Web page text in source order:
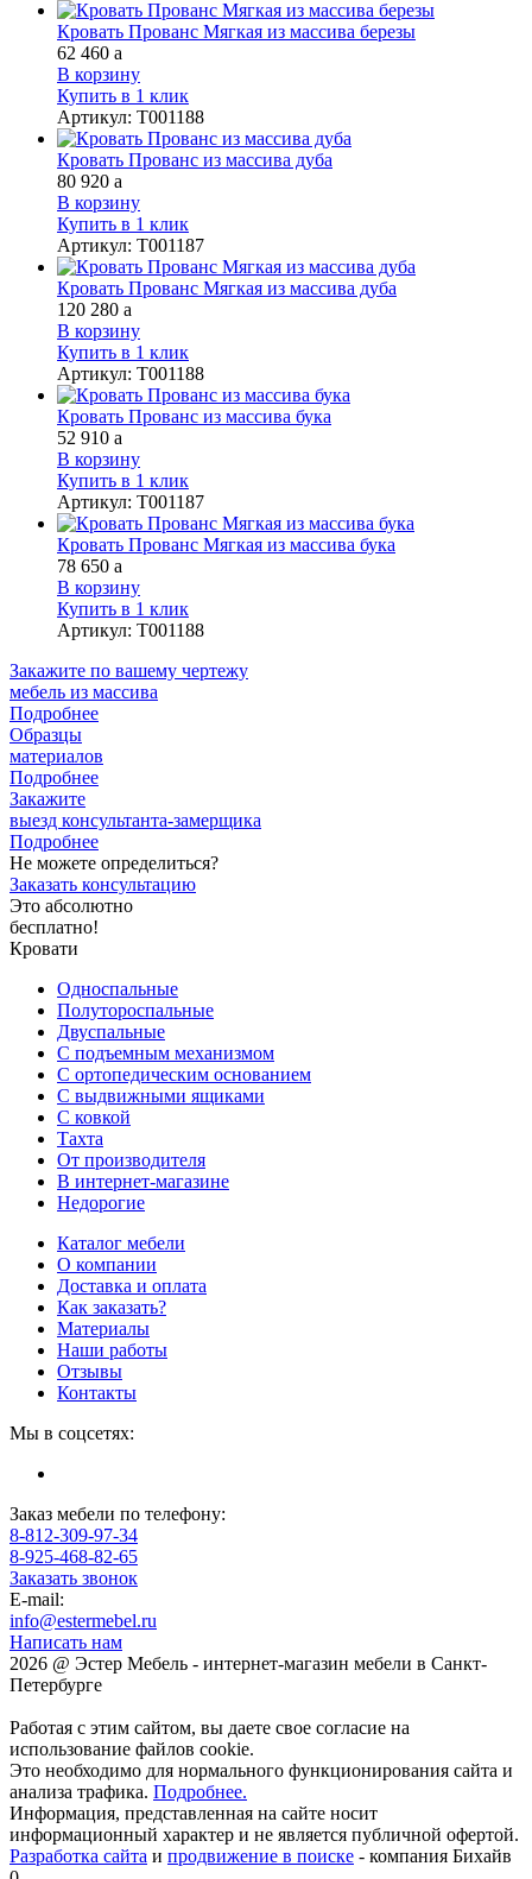
Кровать Прованс Мягкая из массива березы
62 460 a
В корзину
Купить в 1 клик
Артикул: Т001188
Кровать Прованс из массива дуба
80 920 a
В корзину
Купить в 1 клик
Артикул: Т001187
Кровать Прованс Мягкая из массива дуба
120 280 a
В корзину
Купить в 1 клик
Артикул: Т001188
Кровать Прованс из массива бука
52 910 a
В корзину
Купить в 1 клик
Артикул: Т001187
Кровать Прованс Мягкая из массива бука
78 650 a
В корзину
Купить в 1 клик
Артикул: Т001188
Закажите по вашему чертежу
мебель из массива
Подробнее
Образцы
материалов
Подробнее
Закажите
выезд консультанта-замерщика
Подробнее
Не можете определиться?
Заказать консультацию
Это абсолютно
бесплатно!
Кровати
Односпальные
Полутороспальные
Двуспальные
С подъемным механизмом
С ортопедическим основанием
С выдвижными ящиками
С ковкой
Тахта
От производителя
В интернет-магазине
Недорогие
Каталог мебели
О компании
Доставка и оплата
Как заказать?
Материалы
Наши работы
Отзывы
Контакты
Мы в соцсетях:
Заказ мебели по телефону:
8-812-309-97-34
8-925-468-82-65
Заказать звонок
E-mail:
info@estermebel.ru
Написать нам
2026 @ Эстер Мебель - интернет-магазин мебели в Санкт-
Петербурге
Работая с этим сайтом, вы даете свое согласие на
использование файлов cookie.
Это необходимо для нормального функционирования сайта и
анализа трафика. Подробнее.
Информация, представленная на сайте носит
информационный характер и не является публичной офертой.
Разработка сайта и продвижение в поиске - компания Бихайв